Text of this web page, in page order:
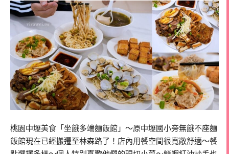
桃園中壢美食「坐餓多端麵飯館」～原中壢國小旁無餓不座麵
飯館現在已經搬遷至林森路了！店內用餐空間很寬敞舒適～餐